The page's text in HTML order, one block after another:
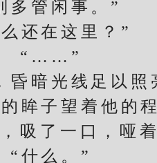
管闲事。”
在这里？”
暗光线足以照
眸子望着他的
了一口，哑着
么。”